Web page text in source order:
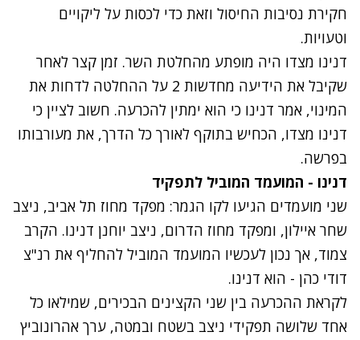
חקירת נסיבות החיסול וזאת כדי לכסות על ליקויים
וטעויות.
דנינו מצדו היה מופתע מהחלטת השר. זמן קצר לאחר
שקיבל את הידיעה מחדשות 2 על ההחלטה לדחות את
המינוי, אמר דנינו כי הוא ימתין להכרעה. חשוב לציין כי
דנינו מצדו, הכחיש בתוקף לאורך כל הדרך, את מעורבותו
בפרשה.
דנינו - המועמד המוביל לתפקיד
נסה שוב
שני מועמדים הגיעו לקו הגמר: מפקד מחוז תל אביב, ניצב
שחר איילון, ומפקד מחוז הדרום, ניצב יוחנן דנינו. הקרב
צמוד, אך נכון לעכשיו המועמד המוביל להחליף את רנ"צ
דודי כהן - הוא דנינו.
לקראת ההכרעה בין שני הקצינים הבכירים, שמילאו כל
אחד שלושה תפקידי ניצב בשטח ובמטה, ערך אהרונוביץ